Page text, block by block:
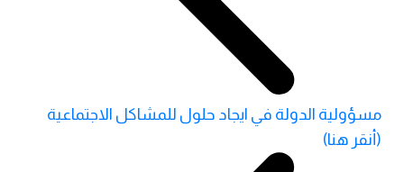
مسؤولية الدولة في ايجاد حلول للمشاكل الاجتماعية
(أنقر هنا)